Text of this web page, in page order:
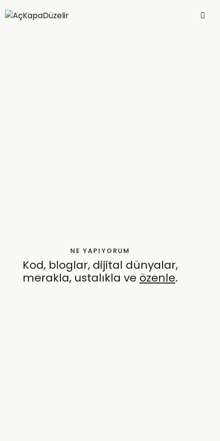
NE YAPIYORUM
Kod, bloglar, dijital dünyalar,
merakla, ustalıkla ve özenle.